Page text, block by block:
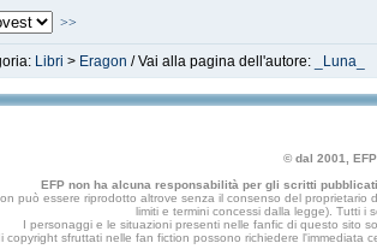
>>
Libri > Eragon / Vai alla pagina dell'autore: _Luna_
© dal 2001,
EFP non ha alcuna responsabilità per gli scritti
può essere riprodotto altrove senza il consenso del
limiti e termini concessi dalla legge). Tutti i
I personaggi e le situazioni presenti nelle fanfic di questo sito
copyright sfruttati nelle fan fiction possono richiedere